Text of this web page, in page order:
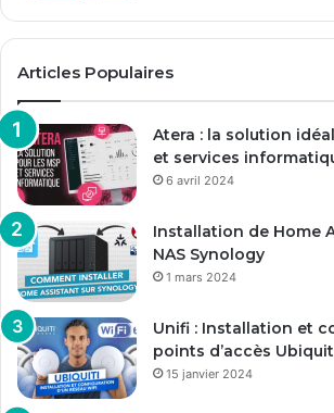
Articles Populaires
Atera : la solution
et services
6 avril 2024
Installation de Home
NAS Synology
1 mars 2024
Unifi : Installation et
points d’accès
15 janvier 2024